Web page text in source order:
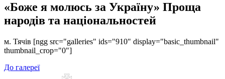
«Боже я молюсь за Україну» Проща
народів та національностей
м. Тячів [ngg src="galleries" ids="910" display="basic_thumbnail"
thumbnail_crop="0"]
До галереї